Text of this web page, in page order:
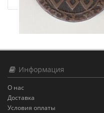
Информация
О нас
Доставка
Условия оплаты